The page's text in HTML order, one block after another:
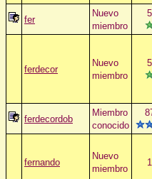
fer
Nuevo
miembro
5
ferdecor
Nuevo
miembro
5
ferdecordob
Miembro
conocido
fernando
Nuevo
miembro
1